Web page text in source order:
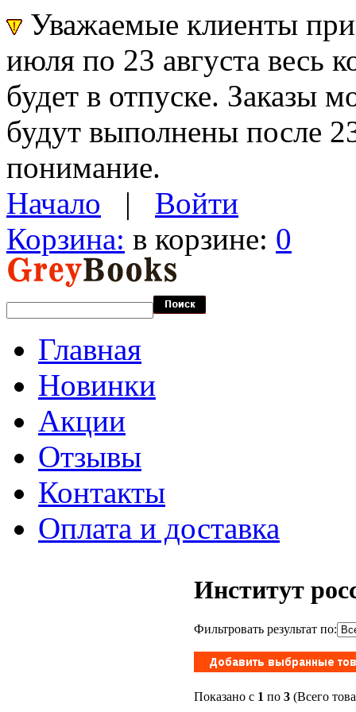
Уважаемые клиенты
июля по 23 августа весь
будет в отпуске. Заказы
будут выполнены после
понимание.
Начало | Войти
Корзина: в корзине: 0
Главная
Новинки
Акции
Отзывы
Контакты
Оплата и доставка
Институт
Фильтровать результат по:
Показано с 1 по 3 (Всего